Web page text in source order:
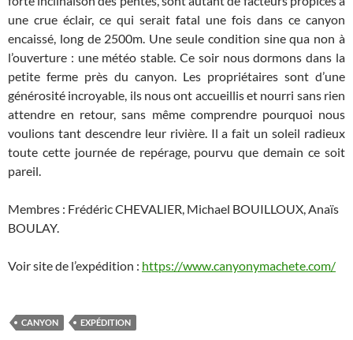
une crue éclair, ce qui serait fatal une fois dans ce canyon
encaissé, long de 2500m. Une seule condition sine qua non à
l’ouverture : une météo stable. Ce soir nous dormons dans la
petite ferme près du canyon. Les propriétaires sont d’une
générosité incroyable, ils nous ont accueillis et nourri sans rien
attendre en retour, sans même comprendre pourquoi nous
voulions tant descendre leur rivière. Il a fait un soleil radieux
toute cette journée de repérage, pourvu que demain ce soit
pareil.
Membres : Frédéric CHEVALIER, Michael BOUILLOUX, Anaïs
BOULAY.
Voir site de l’expédition : https://www.canyonymachete.com/
CANYON EXPÉDITION